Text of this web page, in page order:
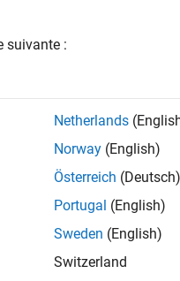
suivante :
Netherlands
Norway (English)
Österreich (Deutsch)
Portugal (English)
Sweden (English)
Switzerland